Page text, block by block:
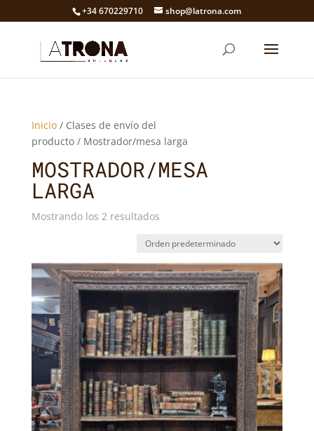
+34 670229710 shop@latrona.com
Inicio/ Clases de envío del
producto / Mostrador/mesa larga
MOSTRADOR/MESA
LARGA
Mostrando los 2 resultados